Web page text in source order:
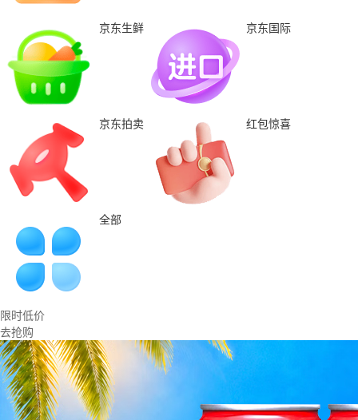
京东生鲜 京东国际
京东拍卖 红包惊喜
全部
限时低价
去抢购